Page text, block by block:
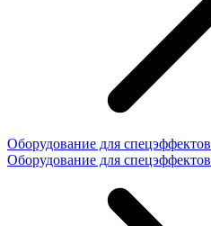
Оборудование для спецэффектов
Оборудование для спецэффектов